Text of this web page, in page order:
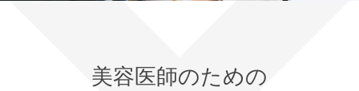
美容医師のための